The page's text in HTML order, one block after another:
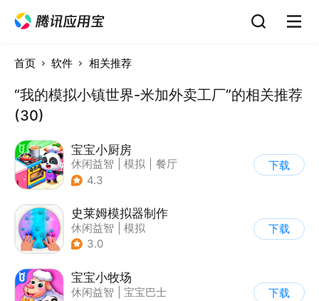
首页 软件 相关推荐
“我的模拟小镇世界-米加外卖工厂”的相关推荐
(30)
宝宝小厨房
休闲益智 模拟
餐厅
| 宝宝巴士
4.3
下载
史莱姆模拟器制作
休闲益智
模拟
| 史莱姆
3.0
下载
宝宝小牧场
休闲益智
宝宝巴士
下载